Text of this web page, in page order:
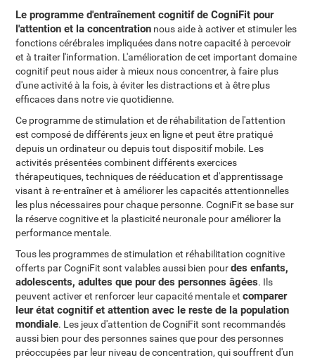
Le programme d'entraînement cognitif de CogniFit pour
l'attention et la concentration nous aide à activer et stimuler les
fonctions cérébrales impliquées dans notre capacité à percevoir
et à traiter l'information. L'amélioration de cet important domaine
cognitif peut nous aider à mieux nous concentrer, à faire plus
d'une activité à la fois, à éviter les distractions et à être plus
efficaces dans notre vie quotidienne.
Ce programme de stimulation et de réhabilitation de l'attention
est composé de différents jeux en ligne et peut être pratiqué
depuis un ordinateur ou depuis tout dispositif mobile. Les
activités présentées combinent différents exercices
thérapeutiques, techniques de rééducation et d'apprentissage
visant à re-entraîner et à améliorer les capacités attentionnelles
les plus nécessaires pour chaque personne. CogniFit se base sur
la réserve cognitive et la plasticité neuronale pour améliorer la
performance mentale.
Tous les programmes de stimulation et réhabilitation cognitive
offerts par CogniFit sont valables aussi bien pourdes enfants,
adolescents, adultes que pour des personnes âgées. Ils
peuvent activer et renforcer leur capacité mentale etcomparer
leur état cognitif et attention avec le reste de la population
mondiale. Les jeux d'attention de CogniFit sont recommandés
aussi bien pour des personnes saines que pour des personnes
préoccupées par leur niveau de concentration, qui souffrent d'un